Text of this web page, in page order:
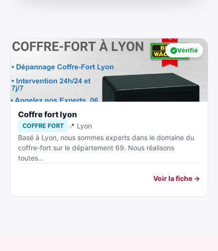
Vérifié
Coffre fort lyon
COFFRE FORT
📍 Lyon
Basé à Lyon, nous sommes experts dans le domaine du
coffre-fort sur le département 69. Nous réalisons
toutes…
Voir la fiche →